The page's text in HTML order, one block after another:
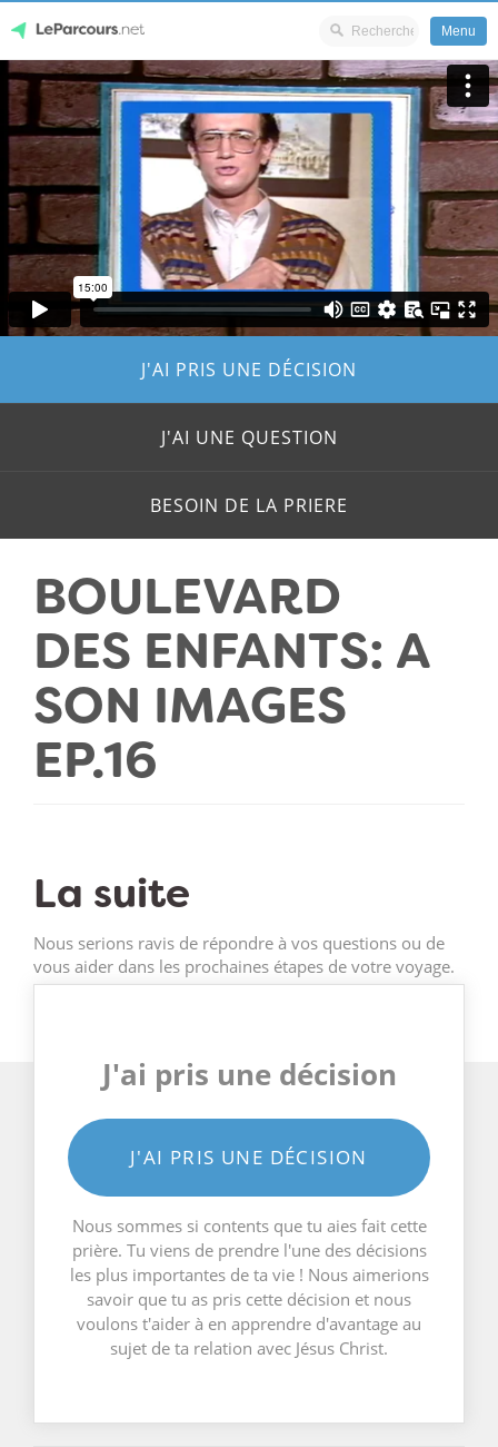
Skip
to
content
LeParcours.net
Menu
J'AI PRIS UNE DÉCISION
J'AI UNE QUESTION
BESOIN DE LA PRIERE
BOULEVARD
DES ENFANTS: A
SON IMAGES
EP.16
La suite
Nous serions ravis de répondre à vos questions ou de
vous aider dans les prochaines étapes de votre voyage.
J'ai pris une décision
J'AI PRIS UNE DÉCISION
Nous sommes si contents que tu aies fait cette
prière. Tu viens de prendre l'une des décisions
les plus importantes de ta vie ! Nous aimerions
savoir que tu as pris cette décision et nous
voulons t'aider à en apprendre d'avantage au
sujet de ta relation avec Jésus Christ.